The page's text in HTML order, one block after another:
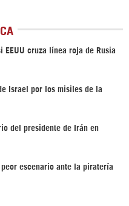
EEUU cruza línea roja de Rusia
Israel por los misiles de la
del presidente de Irán en
peor escenario ante la piratería